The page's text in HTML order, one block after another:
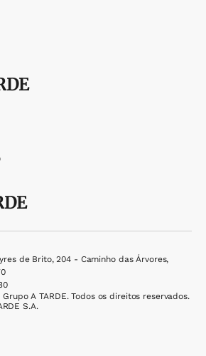
de Brito, 204 - Caminho das Árvores,
A TARDE. Todos os direitos reservados.
S.A.